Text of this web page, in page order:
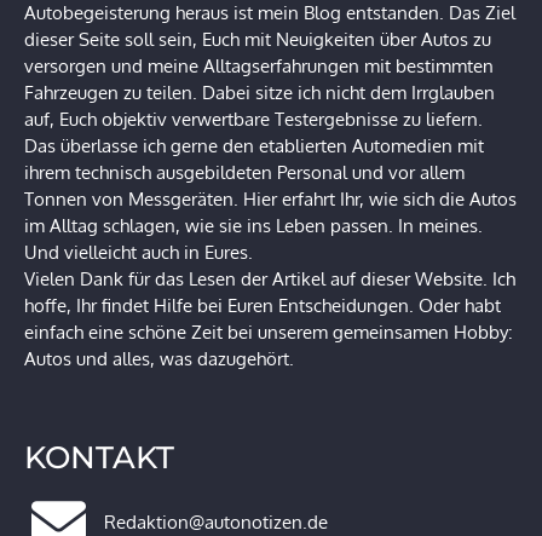
Autobegeisterung heraus ist mein Blog entstanden. Das Ziel
dieser Seite soll sein, Euch mit Neuigkeiten über Autos zu
versorgen und meine Alltagserfahrungen mit bestimmten
Fahrzeugen zu teilen. Dabei sitze ich nicht dem Irrglauben
auf, Euch objektiv verwertbare Testergebnisse zu liefern.
Das überlasse ich gerne den etablierten Automedien mit
ihrem technisch ausgebildeten Personal und vor allem
Tonnen von Messgeräten. Hier erfahrt Ihr, wie sich die Autos
im Alltag schlagen, wie sie ins Leben passen. In meines.
Und vielleicht auch in Eures.
Vielen Dank für das Lesen der Artikel auf dieser Website. Ich
hoffe, Ihr findet Hilfe bei Euren Entscheidungen. Oder habt
einfach eine schöne Zeit bei unserem gemeinsamen Hobby:
Autos und alles, was dazugehört.
KONTAKT
Redaktion@autonotizen.de